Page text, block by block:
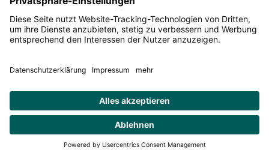
CUBE
PRODUKTE
ÜBER UNS
KUNDENSERVICE
IMPRESSUM / DATENSCHUTZ